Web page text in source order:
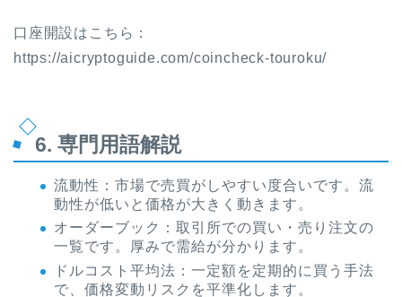
口座開設はこちら：
https://aicryptoguide.com/coincheck-touroku/
6. 専門用語解説
流動性：市場で売買がしやすい度合いです。流
動性が低いと価格が大きく動きます。
オーダーブック：取引所での買い・売り注文の
一覧です。厚みで需給が分かります。
ドルコスト平均法：一定額を定期的に買う手法
で、価格変動リスクを平準化します。